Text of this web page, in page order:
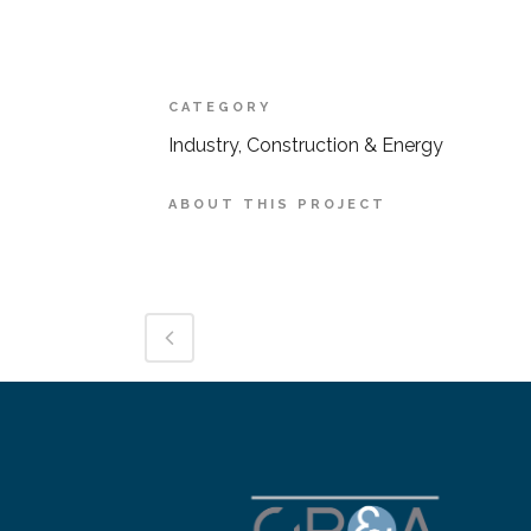
CATEGORY
Industry, Construction & Energy
ABOUT THIS PROJECT